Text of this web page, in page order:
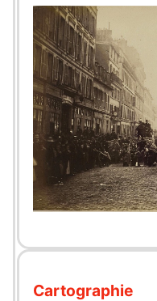
Cartographie